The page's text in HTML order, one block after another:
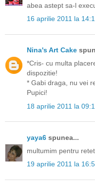
abea astept sa-l
16 aprilie 2011 la
Nina's Art Cake
*Cris- cu multa
dispozitie!
* Gabi draga, nu vei
Pupici!
18 aprilie 2011 la
yaya6 spunea...
multumim pentru
19 aprilie 2011 la